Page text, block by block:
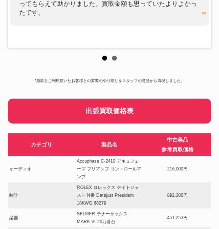
ってもらえて助かりました。買取金額も思っていたよりよかっ
たです。
*買取をご利用頂いたお客様との実際のやり取りをスタッフの意見から再現しました。
出張買取価格表
カテゴリ 製品名
中古美品
参考買取価格
オーディオ
Accuphase C-2410 アキュフェ
ーズ プリアンプ コントロールア
ンプ
216,000円
時計
ROLEX ロレックス デイトジャ
スト N番 Datejust President
18KWG 68279
892,200円
楽器
SELMER テナーサックス
MARK VI 20万番台
451,253円